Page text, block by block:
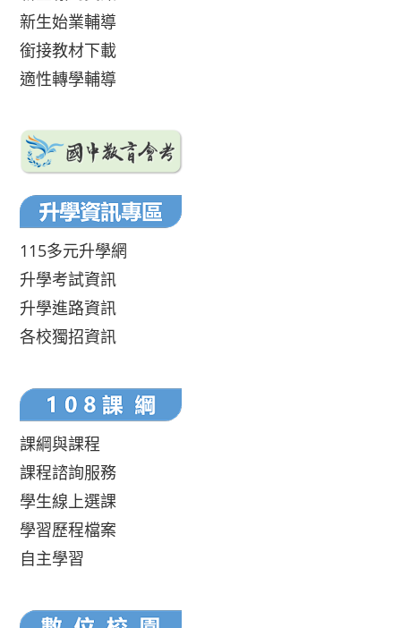
新生始業輔導
銜接教材下載
適性轉學輔導
115多元升學網
升學考試資訊
升學進路資訊
各校獨招資訊
課綱與課程
課程諮詢服務
學生線上選課
學習歷程檔案
自主學習